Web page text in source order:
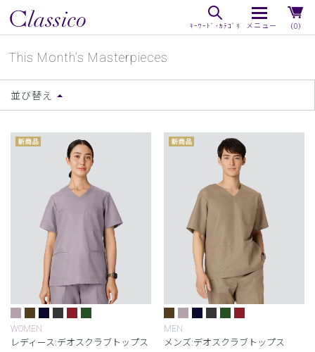
（0）
This Month’s Masterpieces
並び替え
WOMEN
レディース:デオスクラブトップス
MEN
メンズ:デオスクラブトップス